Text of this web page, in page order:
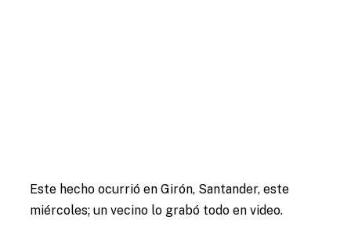
Este hecho ocurrió en Girón, Santander, este
miércoles; un vecino lo grabó todo en video.